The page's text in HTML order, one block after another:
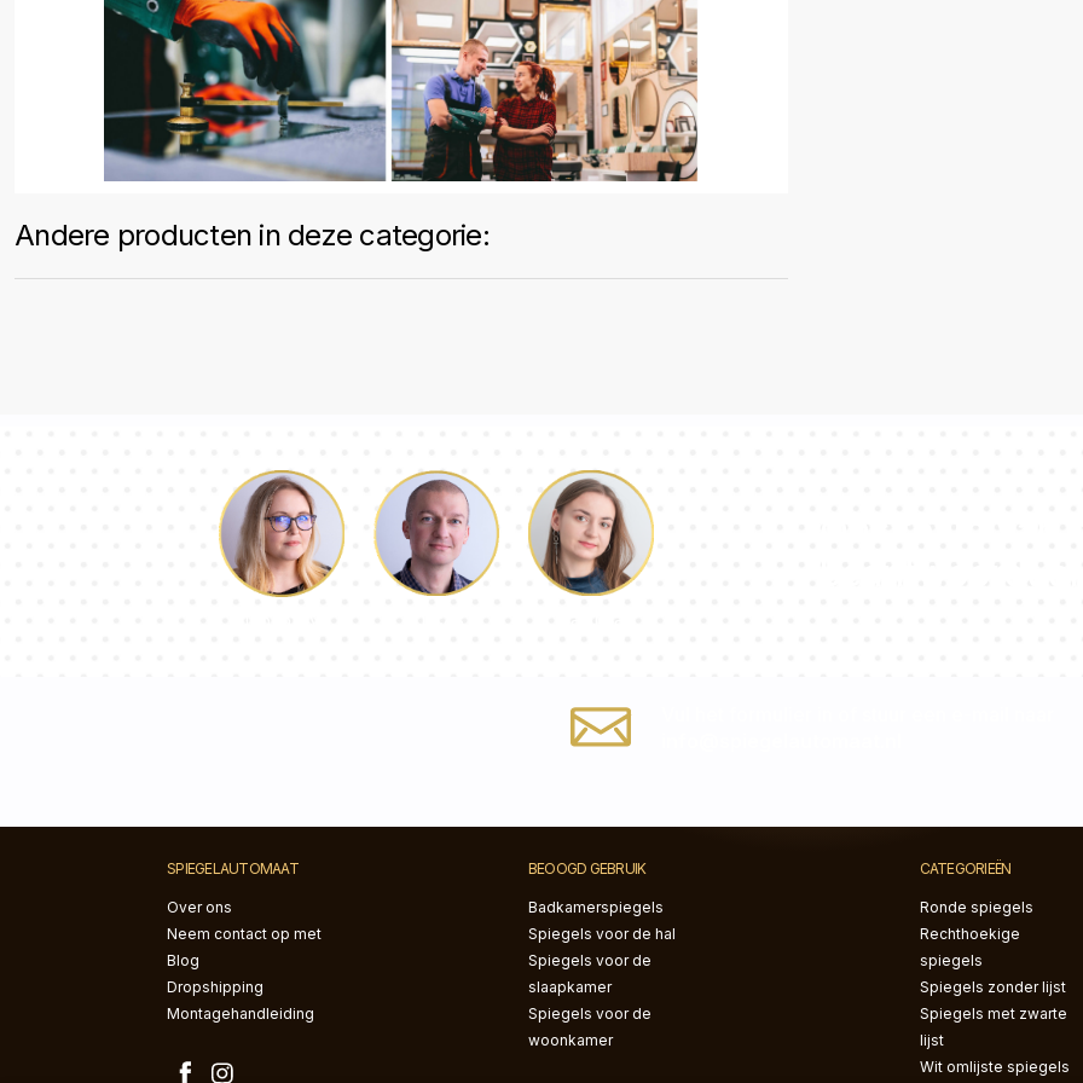
Andere producten in deze categorie:
SPIEGELAUTOMAAT
Over ons
Neem contact op met
Blog
Dropshipping
Montagehandleiding
BEOOGD GEBRUIK
Badkamerspiegels
Spiegels voor de hal
Spiegels voor de
slaapkamer
Spiegels voor de
woonkamer
CATEGORIEËN
Ronde spiegels
Rechthoekige
spiegels
Spiegels zonder lijst
Spiegels met zwarte
lijst
Wit omlijste spiegels